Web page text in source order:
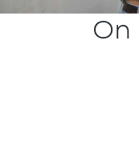
On